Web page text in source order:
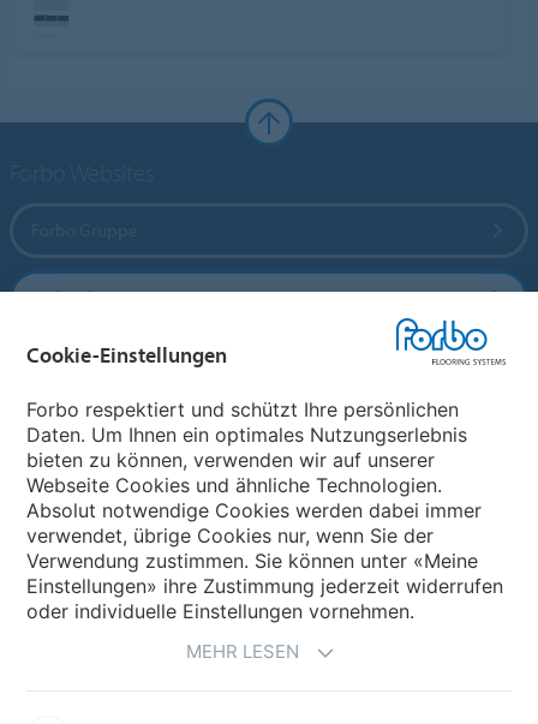
Forbo Flooring Systems
Forbo Movement Systems
Land auswählen
Land auswählen
Cookie-Einstellungen
Forbo respektiert und schützt Ihre persönlichen
Daten. Um Ihnen ein optimales Nutzungserlebnis
bieten zu können, verwenden wir auf unserer
Webseite Cookies und ähnliche Technologien.
Absolut notwendige Cookies werden dabei immer
verwendet, übrige Cookies nur, wenn Sie der
Verwendung zustimmen. Sie können unter «Meine
Einstellungen» ihre Zustimmung jederzeit widerrufen
oder individuelle Einstellungen vornehmen.
MEHR LESEN